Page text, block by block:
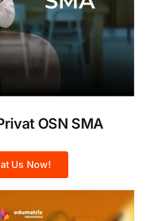
OSN SMA
Us Now!